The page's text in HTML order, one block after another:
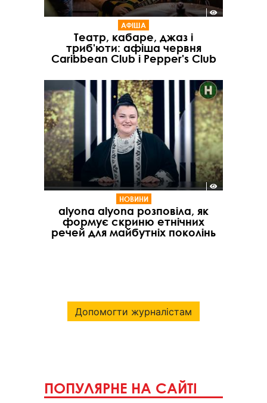
АФІША
Театр, кабаре, джаз і
триб'юти: афіша червня
Caribbean Club і Pepper's Club
НОВИНИ
alyona alyona розповіла, як
формує скриню етнічних
речей для майбутніх поколінь
Допомогти журналістам
ПОПУЛЯРНЕ НА САЙТІ